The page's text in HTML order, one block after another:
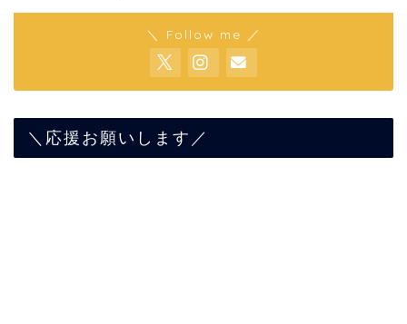
＼ Follow me ／
＼応援お願いします／